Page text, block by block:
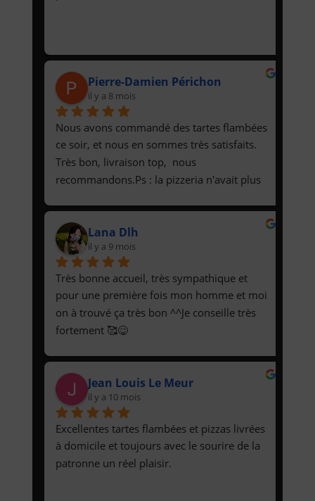
Pierre-Damien Périchon
il y a 8 mois
Nous avons commandé des tartes flambées
ce soir, et nous en sommes très satisfaits.
Très bon, livraison top,  nous
recommandons.Ps : la pizzeria n'avait plus
s'excuser et remplacer par de la raclette.
Recette de tarte flambée raclette au top !
Lana Dlh
il y a 9 mois
Très bonne accueil, très sympathique et
pour une première fois mon homme et moi
on à trouvé ça très bon ^^Je conseille très
fortement 🥰😋
Jean Louis Le Meur
il y a 10 mois
Excellentes tartes flambées et pizzas livrées
à domicile et toujours avec le sourire de la
patronne un réel plaisir.